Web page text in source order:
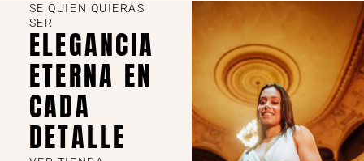
SE QUIEN QUIERAS
SER
ELEGANCIA
ETERNA EN
CADA
DETALLE